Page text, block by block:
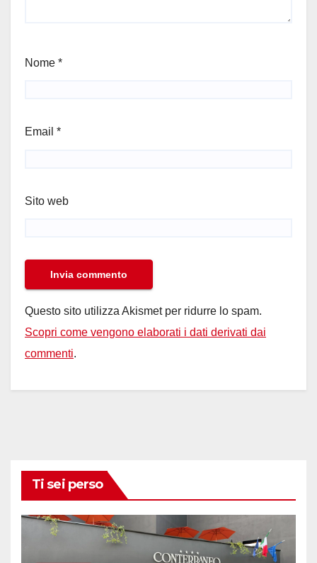
Nome *
Email *
Sito web
Questo sito utilizza Akismet per ridurre lo spam.
Scopri come vengono elaborati i dati derivati dai
commenti.
Ti sei perso